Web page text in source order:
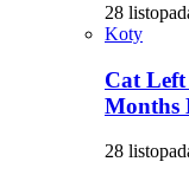
28
Koty
Cat
Months
28